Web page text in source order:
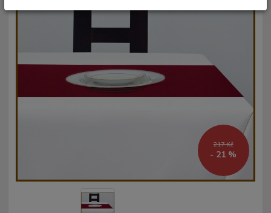
217 Kč
- 21 %